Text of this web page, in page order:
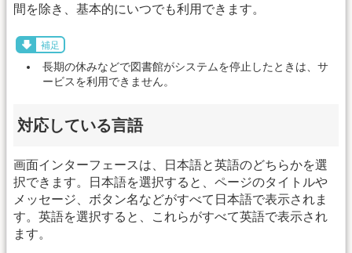
間を除き、基本的にいつでも利用できます。
補足
長期の休みなどで図書館がシステムを停止したときは、サ
ービスを利用できません。
対応している言語
画面インターフェースは、日本語と英語のどちらかを選
択できます。日本語を選択すると、ページのタイトルや
メッセージ、ボタン名などがすべて日本語で表示されま
す。英語を選択すると、これらがすべて英語で表示され
ます。